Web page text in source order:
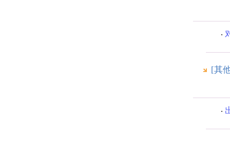
[其